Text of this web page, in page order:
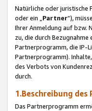
Natürliche oder juristische
oder ein „Partner“),
Ihrer Anmeldung auf bzw.
zu, die durch
Partnerprogramm, die IP-
Partnerprogramm).
des Verbots von
durch.
1.Beschreibung
Das Partnerprogramm